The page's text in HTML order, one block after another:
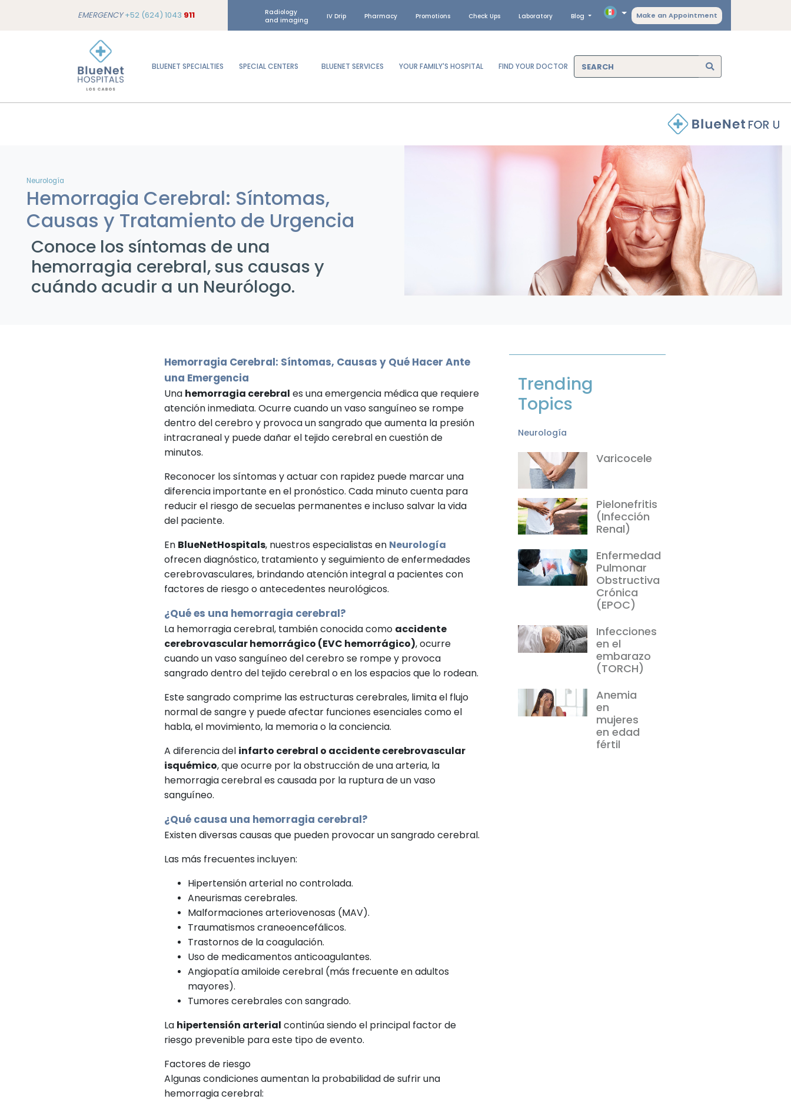
EMERGENCY+52 (624) 1043 911
Radiology
and imaging
IV Drip Pharmacy Promotions Check Ups Laboratory Blog Make an Appointment
BLUENET SPECIALTIES SPECIAL CENTERS BLUENET SERVICES YOUR FAMILY'S HOSPITAL FIND YOUR DOCTOR
Neurología
Hemorragia Cerebral: Síntomas,
Causas y Tratamiento de Urgencia
Conoce los síntomas de una
hemorragia cerebral, sus causas y
cuándo acudir a un Neurólogo.
Hemorragia Cerebral: Síntomas, Causas y Qué Hacer Ante
una Emergencia
Una hemorragia cerebral es una emergencia médica que requiere
atención inmediata. Ocurre cuando un vaso sanguíneo se rompe
dentro del cerebro y provoca un sangrado que aumenta la presión
intracraneal y puede dañar el tejido cerebral en cuestión de
minutos.
Reconocer los síntomas y actuar con rapidez puede marcar una
diferencia importante en el pronóstico. Cada minuto cuenta para
reducir el riesgo de secuelas permanentes e incluso salvar la vida
del paciente.
En BlueNetHospitals, nuestros especialistas en Neurología
ofrecen diagnóstico, tratamiento y seguimiento de enfermedades
cerebrovasculares, brindando atención integral a pacientes con
factores de riesgo o antecedentes neurológicos.
¿Qué es una hemorragia cerebral?
La hemorragia cerebral, también conocida como accidente
cerebrovascular hemorrágico (EVC hemorrágico), ocurre
cuando un vaso sanguíneo del cerebro se rompe y provoca
sangrado dentro del tejido cerebral o en los espacios que lo rodean.
Este sangrado comprime las estructuras cerebrales, limita el flujo
normal de sangre y puede afectar funciones esenciales como el
habla, el movimiento, la memoria o la conciencia.
A diferencia del infarto cerebral o accidente cerebrovascular
isquémico, que ocurre por la obstrucción de una arteria, la
hemorragia cerebral es causada por la ruptura de un vaso
sanguíneo.
¿Qué causa una hemorragia cerebral?
Existen diversas causas que pueden provocar un sangrado cerebral.
Las más frecuentes incluyen:
Hipertensión arterial no controlada.
Aneurismas cerebrales.
Malformaciones arteriovenosas (MAV).
Traumatismos craneoencefálicos.
Trastornos de la coagulación.
Uso de medicamentos anticoagulantes.
Angiopatía amiloide cerebral (más frecuente en adultos
mayores).
Tumores cerebrales con sangrado.
La hipertensión arterial continúa siendo el principal factor de
riesgo prevenible para este tipo de evento.
Factores de riesgo
Algunas condiciones aumentan la probabilidad de sufrir una
hemorragia cerebral:
Trending
Topics
Neurología
Varicocele
Pielonefritis
(Infección
Renal)
Enfermedad
Pulmonar
Obstructiva
Crónica
(EPOC)
Infecciones
en el
embarazo
(TORCH)
Anemia
en
mujeres
en edad
fértil